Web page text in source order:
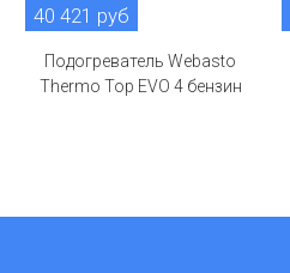
40 421 руб
Подогреватель Webasto
Thermo Top EVO 4 бензин